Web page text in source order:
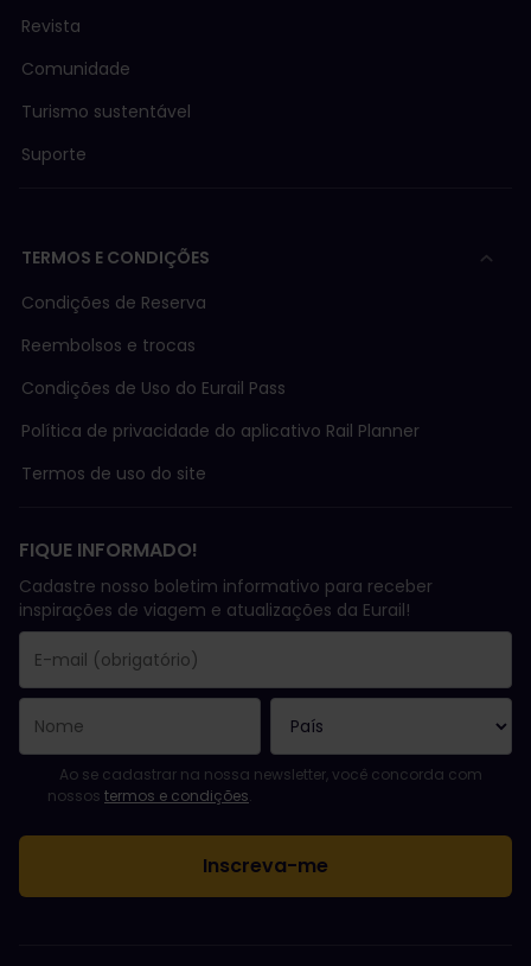
Revista
Comunidade
Turismo sustentável
Suporte
TERMOS E CONDIÇÕES
Condições de Reserva
Reembolsos e trocas
Condições de Uso do Eurail Pass
Política de privacidade do aplicativo Rail Planner
Termos de uso do site
FIQUE INFORMADO!
Cadastre nosso boletim informativo para receber
inspirações de viagem e atualizações da Eurail!
Você se inscreveu com sucesso.
O campo endereço de e-mail é obrigatório!
E-mail inválido!
Erro ao assinar o boletim eletrônico. Tente novamente mais
Você já assinou este boletim eletrônico!
Favor concordar com os termos e condições para assinar a
Ao se cadastrar na nossa newsletter, você concorda com
nossos termos e condições.